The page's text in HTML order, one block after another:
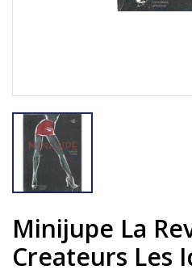
Minijupe La
Createurs Les